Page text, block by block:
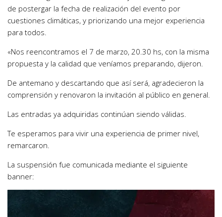
de postergar la fecha de realización del evento por
cuestiones climáticas, y priorizando una mejor experiencia
para todos.
«Nos reencontramos el 7 de marzo, 20.30 hs, con la misma
propuesta y la calidad que veníamos preparando, dijeron.
De antemano y descartando que así será, agradecieron la
comprensión y renovaron la invitación al público en general.
Las entradas ya adquiridas continúan siendo válidas.
Te esperamos para vivir una experiencia de primer nivel,
remarcaron.
La suspensión fue comunicada mediante el siguiente
banner: